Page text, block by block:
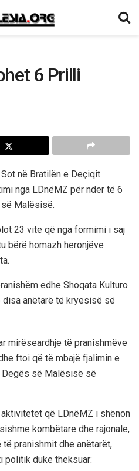
6 Prilli
në Bratilën e Deçiqit
nga LDnëMZ për nder të 6
Malësisë.
23 vite që nga formimi i saj
bërë homazh heronjëve
edhe Shoqata Kulturo
disa anëtarë të kryesisë së
mirëseardhje të pranishmëve
ftoi që të mbajë fjalimin e
së Malësisë së
që LDnëMZ i shënon
kombëtare dhe rajonale,
pranishmit dhe anëtarët,
politik duke theksuar: